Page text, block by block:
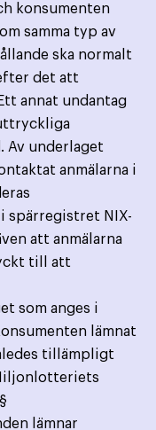
konsumenten
samma typ av
ska normalt
det att
annat undantag
Av underlaget
anmälarna i
spärregistret NIX-
att anmälarna
till att
som anges i
lämnat
tillämpligt
lämnar